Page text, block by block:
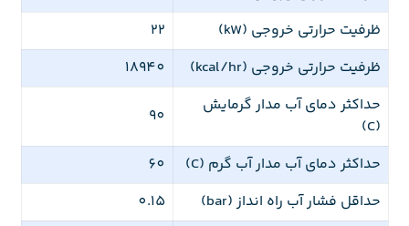
ظرفیت حرارتی خروجی (kW)
22
ظرفیت حرارتی خروجی (kcal/hr)
18940
حداکثر دمای آب مدار گرمایش
(C)
90
حداکثر دمای آب مدار آب گرم (C)
60
حداقل فشار آب راه انداز (bar)
0.15